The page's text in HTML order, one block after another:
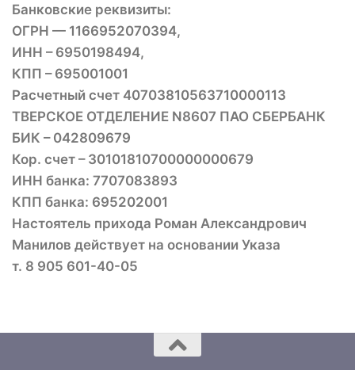
Банковские реквизиты:
ОГРН — 1166952070394,
ИНН – 6950198494,
КПП – 695001001
Расчетный счет 40703810563710000113
ТВЕРСКОЕ ОТДЕЛЕНИЕ N8607 ПАО СБЕРБАНК
БИК – 042809679
Кор. счет – 30101810700000000679
ИНН банка: 7707083893
КПП банка: 695202001
Настоятель прихода Роман Александрович
Манилов действует на основании Указа
т. 8 905 601-40-05